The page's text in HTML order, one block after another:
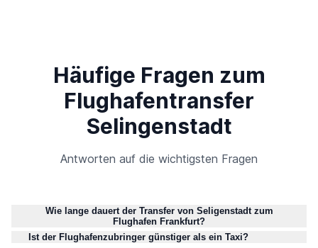
Häufige Fragen zum
Flughafentransfer
Selingenstadt
Antworten auf die wichtigsten Fragen
Wie lange dauert der Transfer von Seligenstadt zum
Flughafen Frankfurt?
Ist der Flughafenzubringer günstiger als ein Taxi?